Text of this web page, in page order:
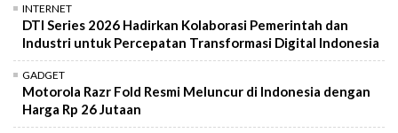
INTERNET
DTI Series 2026 Hadirkan Kolaborasi Pemerintah dan
Industri untuk Percepatan Transformasi Digital Indonesia
GADGET
Motorola Razr Fold Resmi Meluncur di Indonesia dengan
Harga Rp 26 Jutaan